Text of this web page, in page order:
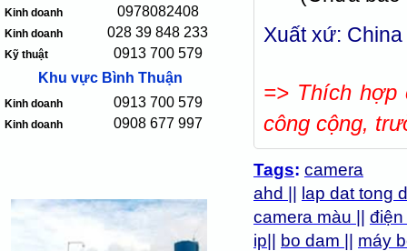
Kinh doanh 0978082408
Kinh doanh 028 39 848 233
Kỹ thuật
0913 700 579
Khu vực Bình Thuận
Kinh doanh 0913 700 579
Kinh doanh 0908 677 997
Xuất xứ: China
=> Thích hợp
công cộng,
Tags: camera
ahd
lap dat tong
camera màu
ip
bo dam
máy